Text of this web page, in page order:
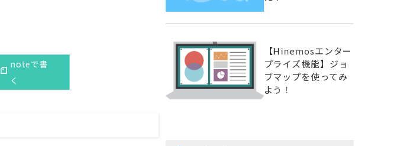
noteで書
く
【Hinemosエンター
プライズ機能】ジョ
ブマップを使ってみ
よう！